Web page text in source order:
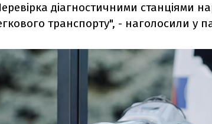
діагностичними станціями
транспорту", - наголосили у